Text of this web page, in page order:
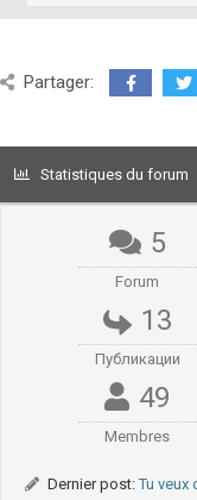
Partager:
Statistiques du forum
5
Forum
13
Публикации
49
Membres
Dernier post:Tu veux